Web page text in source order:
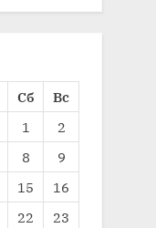
Сб
Вс
1
2
8
9
15
16
22
23